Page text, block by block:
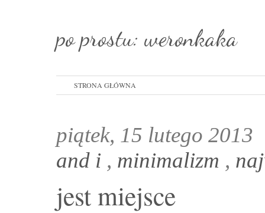
po prostu: weronkaka
STRONA GŁÓWNA
piątek, 15 lutego 2013
and i , minimalizm ,
jest miejsce